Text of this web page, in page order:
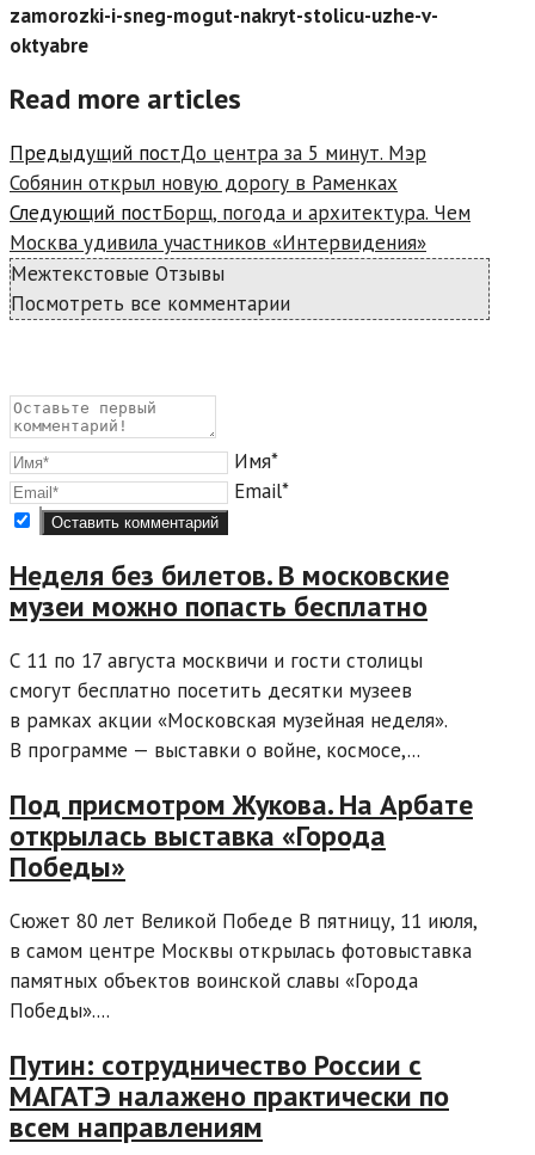
zamorozki-i-sneg-mogut-nakryt-stolicu-uzhe-v-
oktyabre
Read more articles
Предыдущий постДо центра за 5 минут. Мэр
Собянин открыл новую дорогу в Раменках
Следующий постБорщ, погода и архитектура. Чем
Москва удивила участников «Интервидения»
Межтекстовые Отзывы
Посмотреть все комментарии
Имя*
Email*
Неделя без билетов. В московские
музеи можно попасть бесплатно
С 11 по 17 августа москвичи и гости столицы
смогут бесплатно посетить десятки музеев
в рамках акции «Московская музейная неделя».
В программе — выставки о войне, космосе,...
Под присмотром Жукова. На Арбате
открылась выставка «Города
Победы»
Сюжет 80 лет Великой Победе В пятницу, 11 июля,
в самом центре Москвы открылась фотовыставка
памятных объектов воинской славы «Города
Победы»....
Путин: сотрудничество России с
МАГАТЭ налажено практически по
всем направлениям